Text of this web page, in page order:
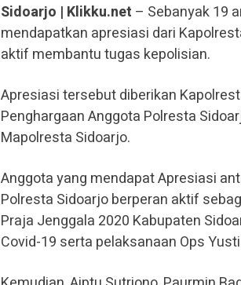
Sidoarjo | Klikku.net – Sebanyak 19
mendapatkan apresiasi dari
aktif membantu tugas kepolisian.
Apresiasi tersebut diberikan
Penghargaan Anggota Polresta
Mapolresta Sidoarjo.
Anggota yang mendapat Apresiasi
Polresta Sidoarjo berperan aktif
Praja Jenggala 2020 Kabupaten
Covid-19 serta pelaksanaan Ops